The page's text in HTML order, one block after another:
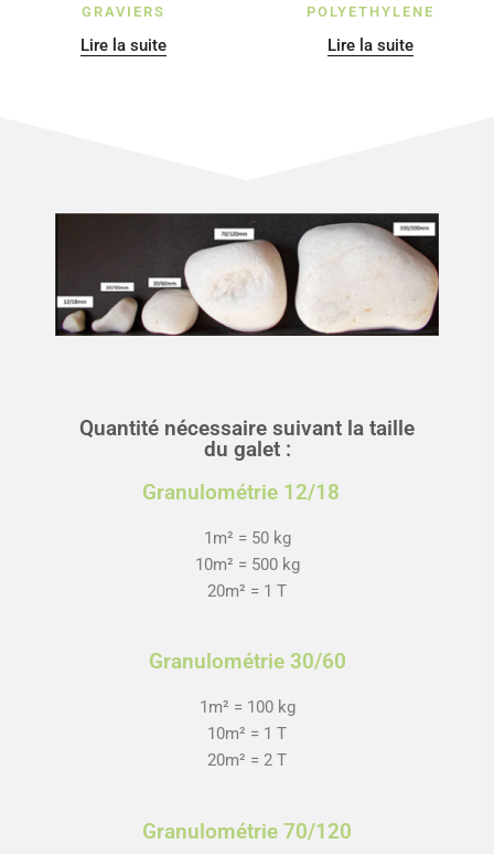
GRAVIERS
Lire la suite
POLYETHYLENE
Lire la suite
Quantité nécessaire suivant la taille
du galet :
Granulométrie 12/18
1m² = 50 kg
10m² = 500 kg
20m² = 1 T
Granulométrie 30/60
1m² = 100 kg
10m² = 1 T
20m² = 2 T
Granulométrie 70/120